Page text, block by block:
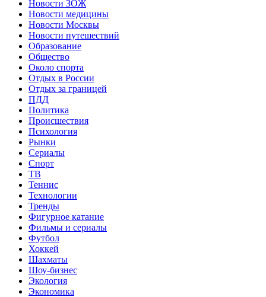
Новости ЗОЖ
Новости медицины
Новости Москвы
Новости путешествий
Образование
Общество
Около спорта
Отдых в России
Отдых за границей
ПДД
Политика
Происшествия
Психология
Рынки
Сериалы
Спорт
ТВ
Теннис
Технологии
Тренды
Фигурное катание
Фильмы и сериалы
Футбол
Хоккей
Шахматы
Шоу-бизнес
Экология
Экономика